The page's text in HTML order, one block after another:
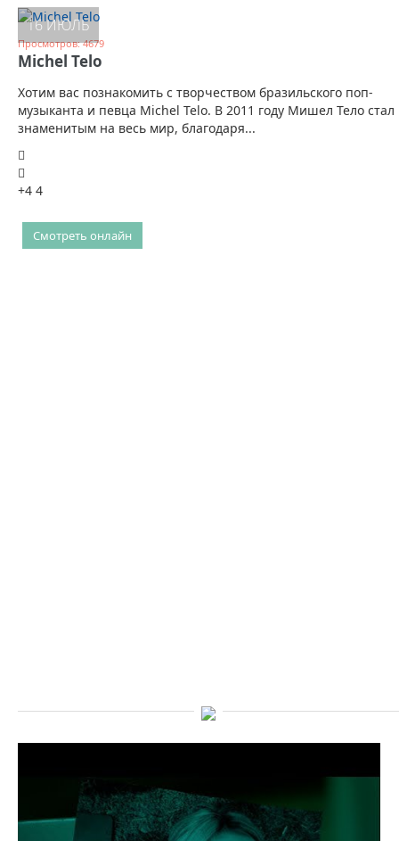
16 ИЮЛЬ
Просмотров: 4679
Michel Telo
Хотим вас познакомить с творчеством бразильского поп-
музыканта и певца Michel Telo. В 2011 году Мишел Тело стал
знаменитым на весь мир, благодаря...
+4 4
Смотреть онлайн